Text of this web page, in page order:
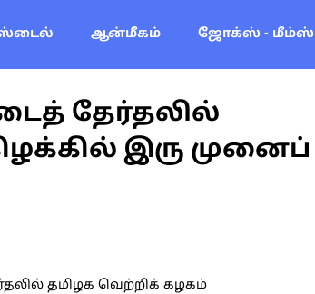
ஆன்மீகம் ஜோக்ஸ் - மீம்ஸ்
தேர்தலில்
இரு முனைப்
தமிழக வெற்றிக் கழகம்